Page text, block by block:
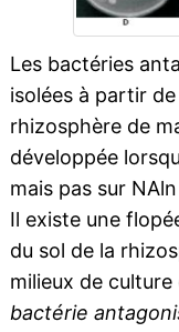
Les bactéries
isolées à partir
rhizosphère de
développée
mais pas sur
Il existe une
du sol de la
milieux de
bactérie